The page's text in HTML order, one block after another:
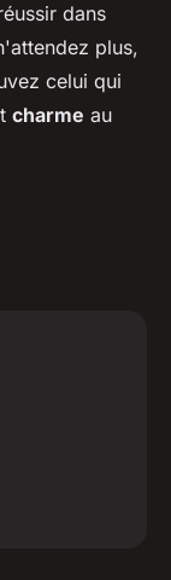
dans
plus,
celui qui
charme au